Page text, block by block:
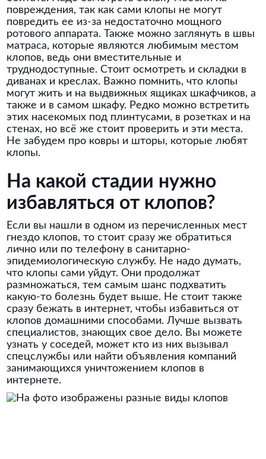
повреждения, так как сами клопы не могут
повредить ее из-за недостаточно мощного
ротового аппарата. Также можно заглянуть в швы
матраса, которые являются любимым местом
клопов, ведь они вместительные и
труднодоступные. Стоит осмотреть и складки в
диванах и креслах. Важно помнить, что клопы
могут жить и на выдвижных ящиках шкафчиков, а
также и в самом шкафу. Редко можно встретить
этих насекомых под плинтусами, в розетках и на
стенах, но всё же стоит проверить и эти места.
Не забудем про ковры и шторы, которые любят
клопы.
На какой стадии нужно
избавляться от клопов?
Если вы нашли в одном из перечисленных мест
гнездо клопов, то стоит сразу же обратиться
лично или по телефону в санитарно-
эпидемиологическую службу. Не надо думать,
что клопы сами уйдут. Они продолжат
размножаться, тем самым шанс подхватить
какую-то болезнь будет выше. Не стоит также
сразу бежать в интернет, чтобы избавиться от
клопов домашними способами. Лучше вызвать
специалистов, знающих свое дело. Вы можете
узнать у соседей, может кто из них вызывал
спецслужбы или найти объявления компаний
занимающихся уничтожением клопов в
интернете.